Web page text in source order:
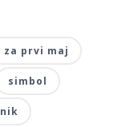
za prvi maj
simbol